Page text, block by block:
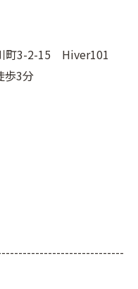
2-15 Hiver101
3分